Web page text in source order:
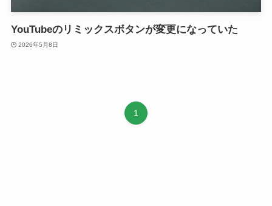
YouTubeのリミックスボタンが変更になっていた
2026年5月8日
1